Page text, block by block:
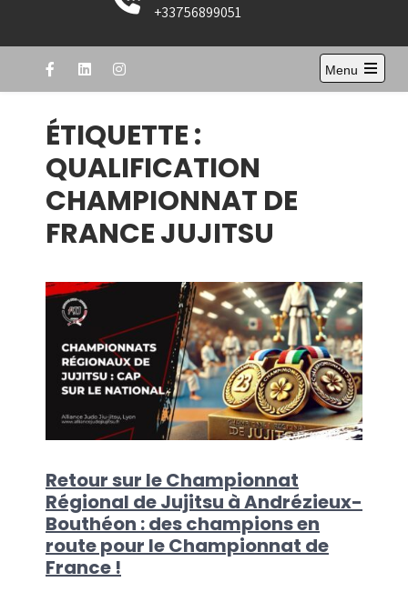
+33756899051
Menu
Open
ÉTIQUETTE :
QUALIFICATION
CHAMPIONNAT DE
FRANCE JUJITSU
Retour sur le Championnat
Régional de Jujitsu à Andrézieux-
Bouthéon : des champions en
route pour le Championnat de
France !